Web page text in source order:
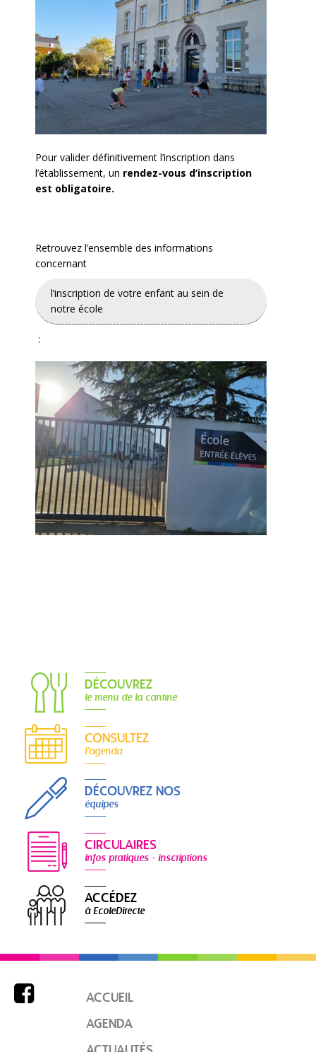
Pour valider définitivement l’inscription dans
l’établissement, un rendez-vous d’inscription
est obligatoire.
Retrouvez l’ensemble des informations
concernant
l’inscription de votre enfant au sein de
notre école
:
DÉCOUVREZ
le menu de la cantine
CONSULTEZ
l'agenda
DÉCOUVREZ NOS
équipes
CIRCULAIRES
infos pratiques - inscriptions
ACCÉDEZ
à EcoleDirecte

ACCUEIL
AGENDA